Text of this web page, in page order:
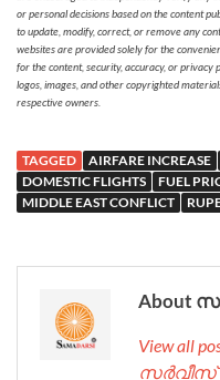
or personal decisions based on the content
to update, modify, correct, or remove any
websites are provided solely for the
for the content, security, accuracy, or privacy
logos, images, and other copyrighted
respective owners.
TAGGED AIRFARE INCREASE
DOMESTIC FLIGHTS
FUEL
MIDDLE EAST CONFLICT
About
View all
സർവീസ്